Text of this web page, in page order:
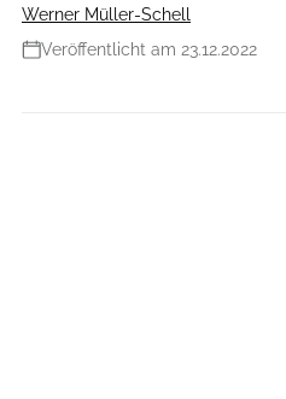
Werner Müller-Schell
Veröffentlicht am 23.12.2022